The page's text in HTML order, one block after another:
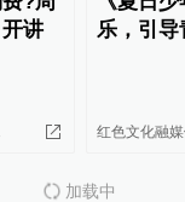
讲
乐，引导
红色文化融
加载中